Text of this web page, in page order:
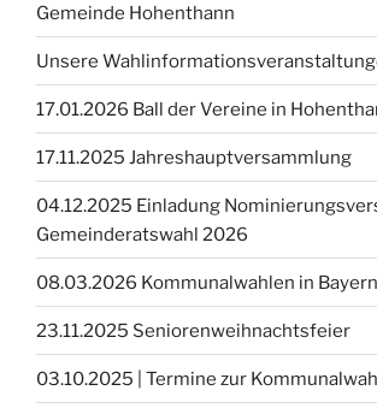
Gemeinde Hohenthann
Unsere
17.01.2026 Ball der Vereine in
17.11.2025 Jahreshauptversammlung
04.12.2025 Einladung
Gemeinderatswahl 2026
08.03.2026 Kommunalwahlen in Bayern
23.11.2025 Seniorenweihnachtsfeier
03.10.2025 | Termine zur